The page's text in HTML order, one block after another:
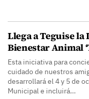
Llega a Teguise la
Bienestar Animal
Esta iniciativa para
cuidado de nuestros
desarrollará el 4 y 5 de
Municipal e incluirá…